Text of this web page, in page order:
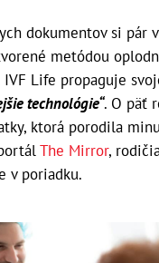
dokumentov si
metódou
IVF Life propaguje
technológie“. O päť
ktorá porodila
The Mirror,
v poriadku.